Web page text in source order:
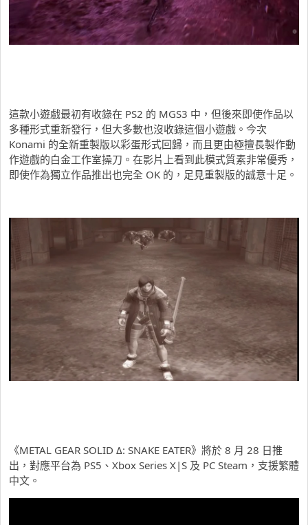
這款小遊戲最初有收錄在 PS2 的 MGS3 中，但後來即使作品以
多種形式重新發行，但大多數也沒收錄這個小遊戲。今次
Konami 的全新重製版以彩蛋形式回歸，而且更由極擅長製作動
作遊戲的白金工作室操刀。在影片上看到此模式質素非常優秀，
即使作為獨立作品推出也完全 OK 的，足見重製版的誠意十足。
《METAL GEAR SOLID Δ: SNAKE EATER》將於 8 月 28 日推
出，對應平台為 PS5、Xbox Series X|S 及 PC Steam，支援繁體
中文。